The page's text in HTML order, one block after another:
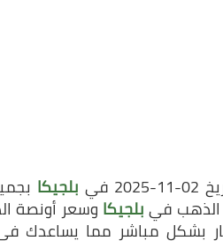
بلجيكا
الذهب فيبلجيكا وسعر أونصة
بشكل مباشر مما يساعدك في